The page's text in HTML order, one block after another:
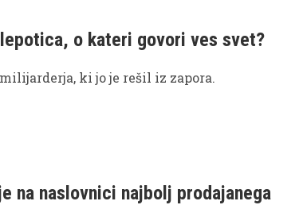
o kateri govori ves svet?
ki jo je rešil iz zapora.
na naslovnici najbolj prodajanega